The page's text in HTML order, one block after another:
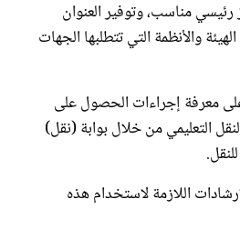
رئيسي مناسب، وتوفير العنوان
والأنظمة التي تتطلبها الجهات
معرفة إجراءات الحصول على
التعليمي من خلال بوابة (نقل)
اللازمة لاستخدام هذه